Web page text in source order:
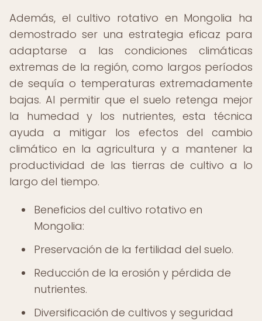
Además, el cultivo rotativo en Mongolia ha
demostrado ser una estrategia eficaz para
adaptarse a las condiciones climáticas
extremas de la región, como largos períodos
de sequía o temperaturas extremadamente
bajas. Al permitir que el suelo retenga mejor
la humedad y los nutrientes, esta técnica
ayuda a mitigar los efectos del cambio
climático en la agricultura y a mantener la
productividad de las tierras de cultivo a lo
largo del tiempo.
Beneficios del cultivo rotativo en
Mongolia:
Preservación de la fertilidad del suelo.
Reducción de la erosión y pérdida de
nutrientes.
Diversificación de cultivos y seguridad